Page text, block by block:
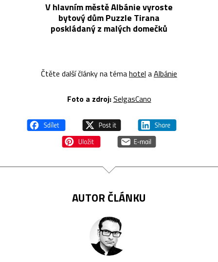
V hlavním městě Albánie vyroste
bytový dům Puzzle Tirana
poskládaný z malých domečků
Čtěte další články na témahotel aAlbánie
Foto a zdroj:SelgasCano
AUTOR ČLÁNKU